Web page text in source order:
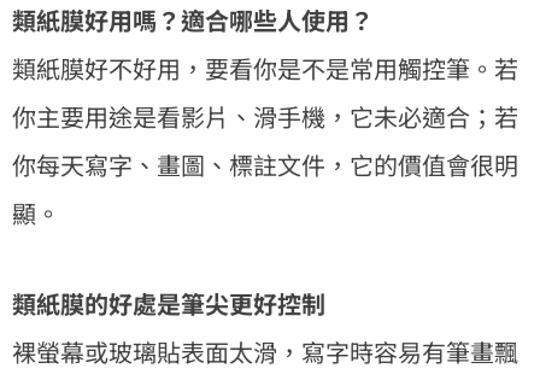
類紙膜好用嗎？適合哪些人使用？
類紙膜好不好用，要看你是不是常用觸控筆。若
你主要用途是看影片、滑手機，它未必適合；若
你每天寫字、畫圖、標註文件，它的價值會很明
顯。
類紙膜的好處是筆尖更好控制
裸螢幕或玻璃貼表面太滑，寫字時容易有筆畫飄